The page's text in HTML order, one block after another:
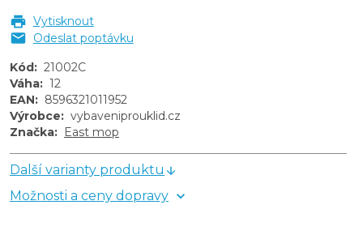
Vytisknout
Odeslat poptávku
Kód : 21002C
Váha: 12
EAN: 8596321011952
Výrobce: vybaveniprouklid.cz
Značka: East mop
Další varianty produktu
Možnosti a ceny dopravy